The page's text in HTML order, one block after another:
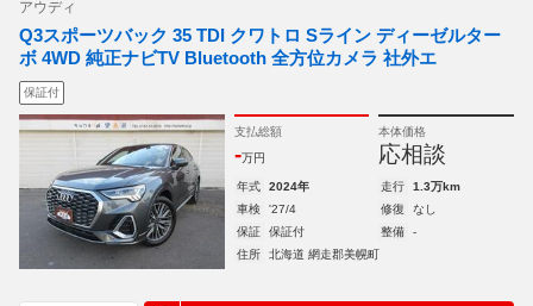
アウディ
Q3スポーツバック 35 TDI クワトロ Sライン ディーゼルター
ボ 4WD 純正ナビTV Bluetooth 全方位カメラ 社外エ
保証付
支払総額
-万円
本体価格
応相談
年式 2024年 走行
1.3万km
車検
'27/4 修復
なし
保証
保証付 整備
-
住所
北海道 網走郡美幌町